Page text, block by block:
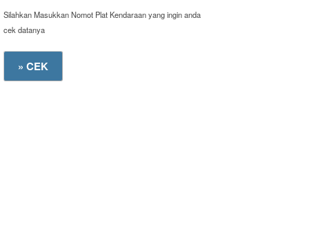
Silahkan Masukkan Nomot Plat Kendaraan yang ingin anda
cek datanya